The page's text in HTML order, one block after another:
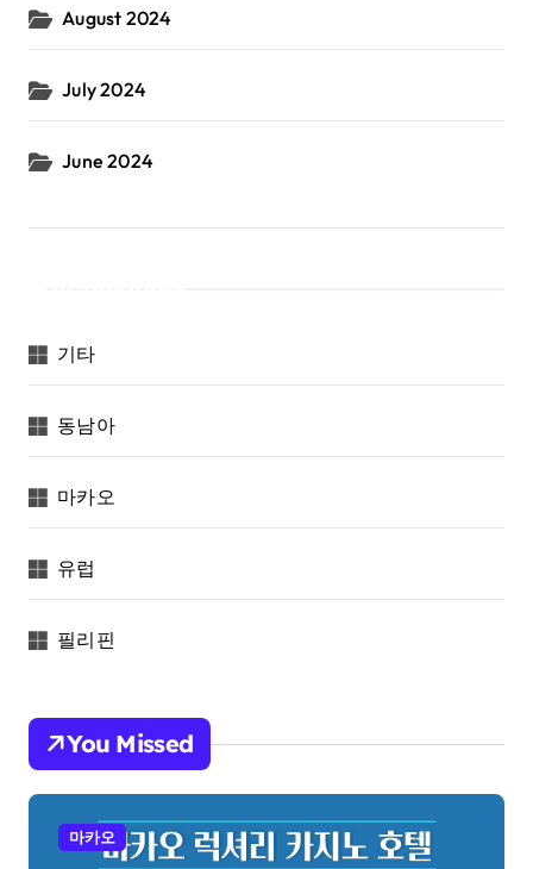
August 2024
July 2024
June 2024
기타
동남아
마카오
유럽
필리핀
You Missed
마카오